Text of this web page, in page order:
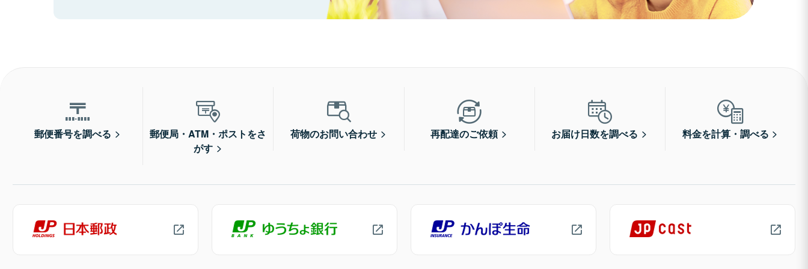
郵便番号を調べる
郵便局・ATM・ポストをさ
がす
荷物のお問い合わせ 再配達のご依頼 お届け日数を調べる 料金を計算・調べる